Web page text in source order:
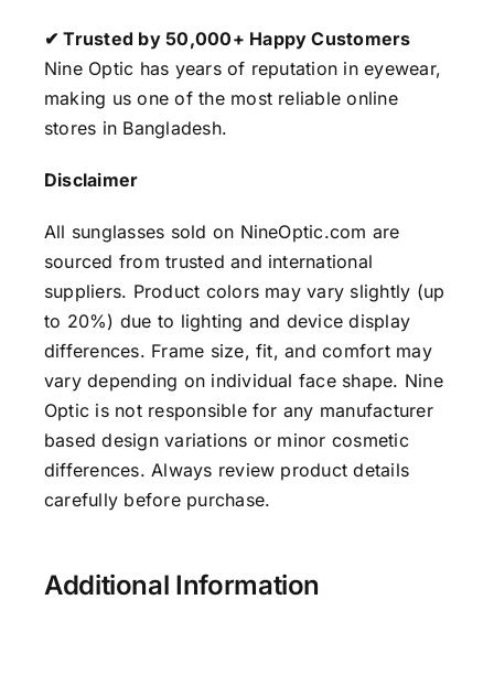
✔ Trusted by 50,000+ Happy Customers
Nine Optic has years of reputation in eyewear,
making us one of the most reliable online
stores in Bangladesh.
Disclaimer
All sunglasses sold on NineOptic.com are
sourced from trusted and international
suppliers. Product colors may vary slightly (up
to 20%) due to lighting and device display
differences. Frame size, fit, and comfort may
vary depending on individual face shape. Nine
Optic is not responsible for any manufacturer
based design variations or minor cosmetic
differences. Always review product details
carefully before purchase.
Additional Information